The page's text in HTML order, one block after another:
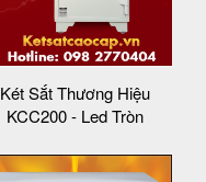
Két Sắt Thương Hiệu
KCC200 - Led Tròn